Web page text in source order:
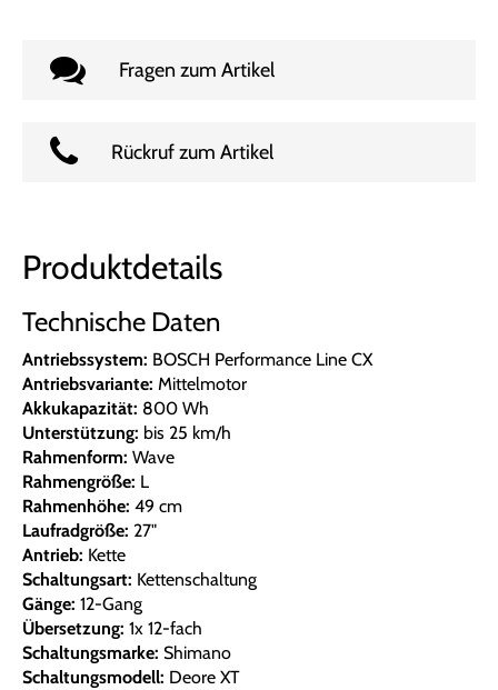
Fragen zum Artikel
Rückruf zum Artikel
Produktdetails
Technische Daten
Antriebssystem: BOSCH Performance Line CX
Antriebsvariante: Mittelmotor
Akkukapazität: 800 Wh
Unterstützung: bis 25 km/h
Rahmenform: Wave
Rahmengröße: L
Rahmenhöhe: 49 cm
Laufradgröße: 27"
Antrieb: Kette
Schaltungsart: Kettenschaltung
Gänge: 12-Gang
Übersetzung: 1x 12-fach
Schaltungsmarke: Shimano
Schaltungsmodell: Deore XT